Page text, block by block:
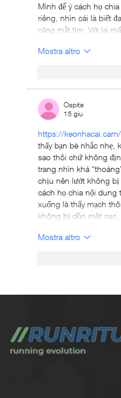
Mình để ý cách họ
riêng, nhìn cái là biết
căng mắt tìm. Với lại
Mostra altro
Ospite
15 giu
https://keonhacai.cam/
thấy bạn bè nhắc nhẹ,
sao thôi chứ không
trang nhìn khá
chịu nên lướt không
cách họ chia nội dung
xuống là thấy mạch
không bị dồn một cục.
Mostra altro